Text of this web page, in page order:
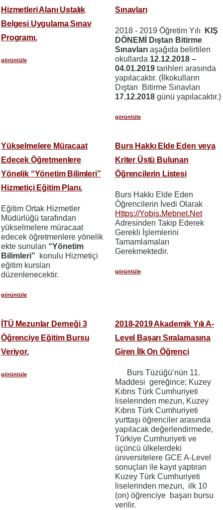
Hizmetleri Alanı Ustalık
Belgesi Uygulama Sınav
Programı.
görüntüle
Sınavları
2018 - 2019 Öğretim Yılı
KIŞ
DÖNEMİ Dıştan Bitirme
Sınavları aşağıda belirtilen
okullarda 12.12.2018 –
04.01.2019 tarihleri arasında
yapılacaktır. (İlkokulların
Dıştan Bitirme Sınavları
17.12.2018 günü yapılacaktır.)
görüntüle
Yükselmelere Müracaat
Edecek Öğretmenlere
Yönelik “Yönetim Bilimleri”
Hizmetiçi Eğitim Planı.
Eğitim Ortak Hizmetler
Müdürlüğü tarafından
yükselmelere müracaat
edecek öğretmenlere yönelik
ekte sunulan “Yönetim
Bilimleri”
konulu Hizmetiçi
eğitim kursları
düzenlenecektir.
görüntüle
Burs Hakkı Elde Eden veya
Kriter Üstü Bulunan
Öğrencilerin Listesi
Burs Hakkı Elde Eden
Öğrencilerin İvedi Olarak
Https://Yobis.Mebnet.Net
Adresinden Takip Ederek
Gerekli İşlemlerini
Tamamlamaları
Gerekmektedir.
görüntüle
İTÜ Mezunlar Derneği 3
Öğrenciye Eğitim Bursu
Veriyor.
görüntüle
2018-2019 Akademik Yılı A-
Level Başarı Sıralamasına
Giren İlk On Öğrenci
Burs Tüzüğü’nün 11.
Maddesi gereğince; Kuzey
Kıbrıs Türk Cumhuriyeti
liselerinden mezun, Kuzey
Kıbrıs Türk Cumhuriyeti
yurttaşı öğrenciler arasında
yapılacak değerlendirmede,
Türkiye Cumhuriyeti ve
üçüncü ülkelerdeki
üniversitelere GCE A-Level
sonuçları ile kayıt yaptıran
Kuzey Türk Cumhuriyeti
liselerinden mezun, ilk 10
(on) öğrenciye başarı bursu
verilir.